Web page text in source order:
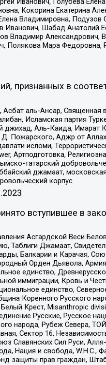
Кокорина Екатерина
Владимировна, Подузов
Иванович, Шабад Анатолий
Владимир Александрович,
Полякова Мара Федоровна,
признанных в
аль-Ансар, Священная
Исламская партия
Аль-Каида, Имарат
Пожарского, Аджр от
исломи,
Артподготовка,
татарский
джамаат,
корпус
вступившее в
Асгардской Веси
Таблиги Джамаат,
Балкарии и Карачая,
Орден Дьявола,
единство,
иммиграции, Кровь и
единство,
Коренного Русского
Крест, Misanthropic
Русские, Русское
народа, Рубеж Севера,
Сектор 16,
Славянских Сил Руси,
Нация и свобода, W.H.С.,
защиты прав граждан,